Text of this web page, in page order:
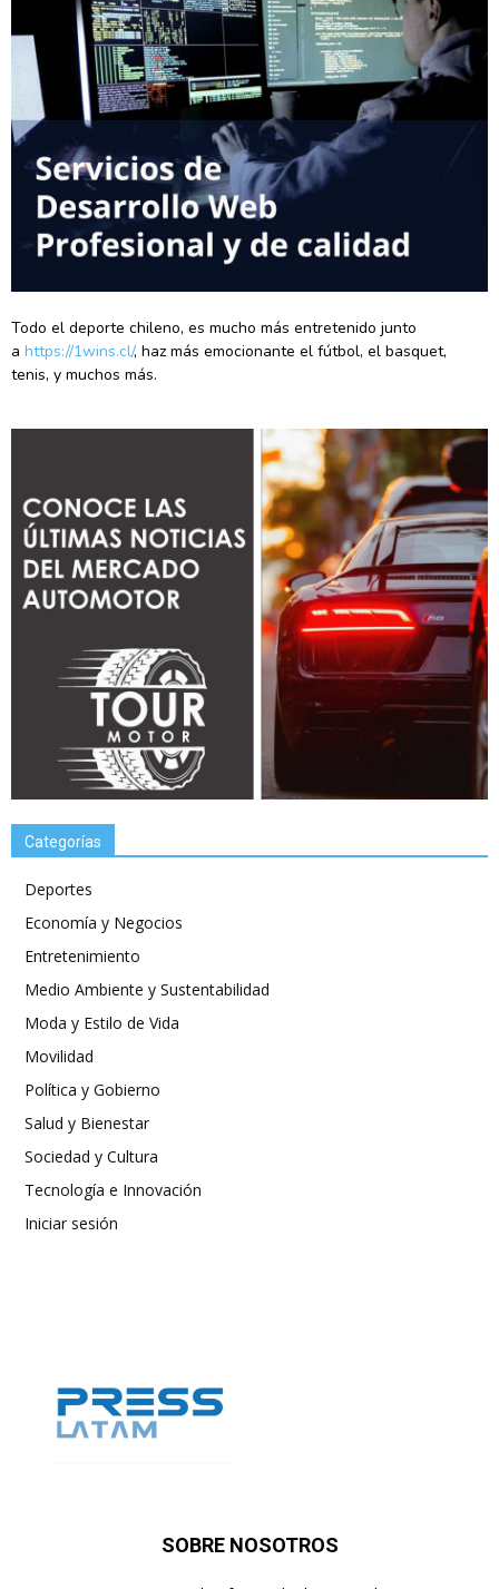
Todo el deporte chileno, es mucho más entretenido junto
a https://1wins.cl/, haz más emocionante el fútbol, el basquet,
tenis, y muchos más.
Categorías
Deportes
Economía y Negocios
Entretenimiento
Medio Ambiente y Sustentabilidad
Moda y Estilo de Vida
Movilidad
Política y Gobierno
Salud y Bienestar
Sociedad y Cultura
Tecnología e Innovación
Iniciar sesión
SOBRE NOSOTROS